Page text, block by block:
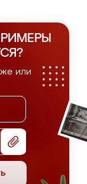
или